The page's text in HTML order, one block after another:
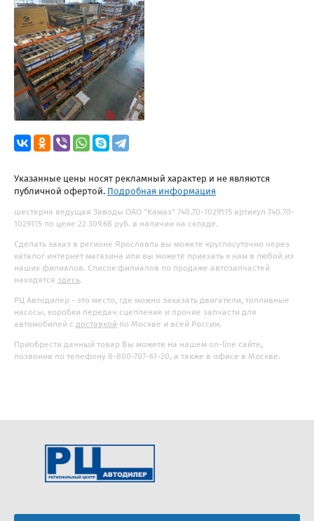
Указанные цены носят рекламный характер и не являются
публичной офертой. Подробная информация
шестерня ведущая Заводы ОАО "Камаз" 740.70-1029115 артикул 740.70-
1029115 по цене 22 309.68 руб. в наличии на складе.
Сделать заказ в регионе Ярославль вы можете круглосуточно через
каталог интернет магазина или вы можете приехать к нам в любой из
наших филиалов. Список филиалов по продаже автозапчастей
находятся здесь.
РЦ Автодилер - это место, где можно заказать двигатели, топливные
насосы, коробки передач сцепление и прочие запчасти для
автомобилей с доставкой по Москве и всей России.
Приобрести данный товар Вы можете на нашем on-line сайте,
позвонив по телефону 8-800-707-61-20, а также в офисе в Москве.